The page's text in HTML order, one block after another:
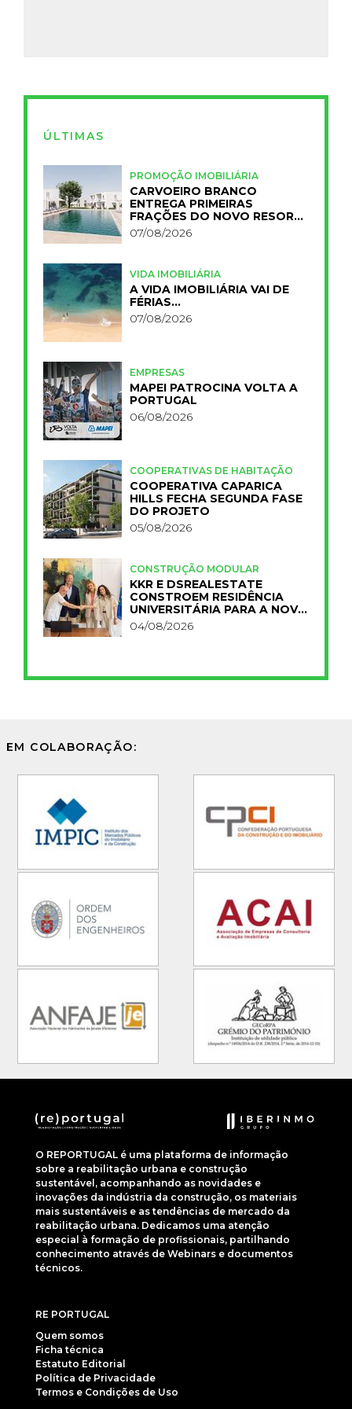
ÚLTIMAS
PROMOÇÃO IMOBILIÁRIA
CARVOEIRO BRANCO
ENTREGA PRIMEIRAS
FRAÇÕES DO NOVO RESORT
PRIMELIFE
07/08/2026
VIDA IMOBILIÁRIA
A VIDA IMOBILIÁRIA VAI DE
FÉRIAS…
07/08/2026
EMPRESAS
MAPEI PATROCINA VOLTA A
PORTUGAL
06/08/2026
COOPERATIVAS DE HABITAÇÃO
COOPERATIVA CAPARICA
HILLS FECHA SEGUNDA FASE
DO PROJETO
05/08/2026
CONSTRUÇÃO MODULAR
KKR E DSREALESTATE
CONSTROEM RESIDÊNCIA
UNIVERSITÁRIA PARA A NOVA
FCT
04/08/2026
EM COLABORAÇÃO:
O REPORTUGAL é uma plataforma de informação
sobre a reabilitação urbana e construção
sustentável, acompanhando as novidades e
inovações da indústria da construção, os materiais
mais sustentáveis e as tendências de mercado da
reabilitação urbana. Dedicamos uma atenção
especial à formação de profissionais, partilhando
conhecimento através de Webinars e documentos
técnicos.
RE PORTUGAL
Quem somos
Ficha técnica
Estatuto Editorial
Política de Privacidade
Termos e Condições de Uso